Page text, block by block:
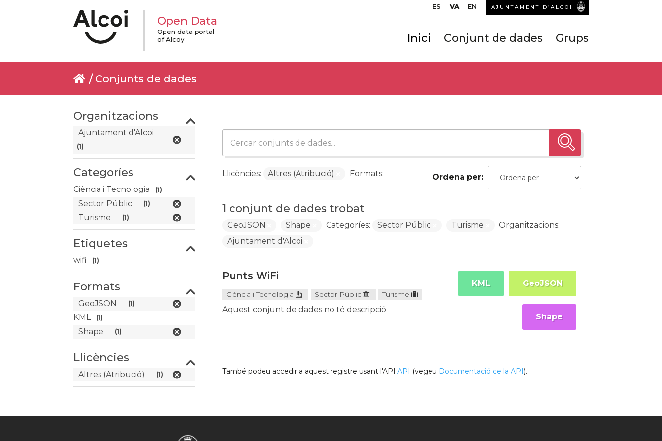
ES VA EN AJUNTAMENT D’ALCOI
Open Data
Open data portal
of Alcoy
Inici Conjunt de dades Grups
Conjunts de dades
Organitzacions
Ajuntament d'Alcoi
(1)
Categoríes
Ciència i Tecnologia (1)
Sector Públic (1)
Turisme (1)
Etiquetes
wifi (1)
Formats
GeoJSON (1)
KML (1)
Shape (1)
Llicències
Altres (Atribució) (1)
Ordena per
1 conjunt de dades trobat
Llicències: Altres (Atribució) Formats:
GeoJSON Shape Categoríes: Sector Públic Turisme
Organitzacions:
Ajuntament d'Alcoi
Punts WiFi
Ciència i Tecnologia Sector Públic Turisme
Aquest conjunt de dades no té descripció
GeoJSON
KML
Shape
També podeu accedir a aquest registre usant l'API API (vegeu Documentació de la API).